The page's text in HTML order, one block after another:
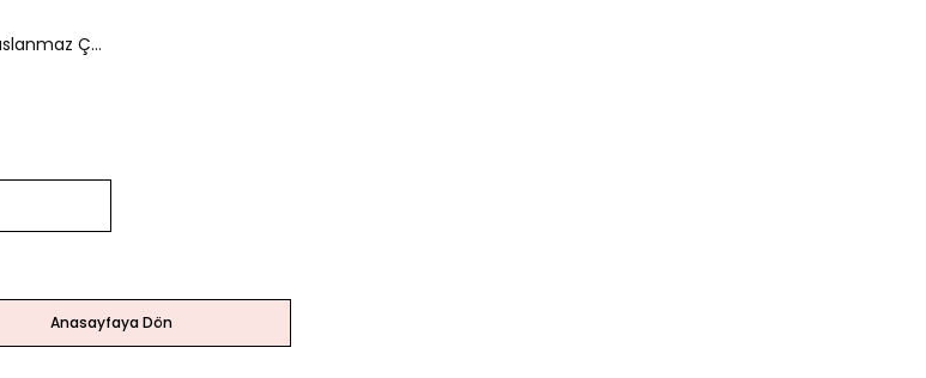
THE MINDFUL Misina Kablo Paslanmaz Çelik (360° Dönen)
Anasayfaya Dön